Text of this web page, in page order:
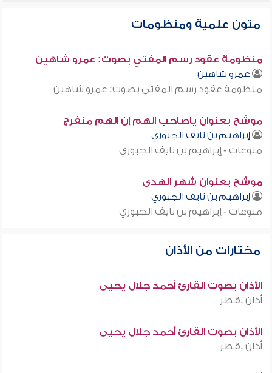
متون علمية ومنظومات
منظومة عقود رسم المفتي بصوت: عمرو شاهين
عمرو شاهين
منظومة عقود رسم المفتي بصوت: عمرو شاهين
موشح بعنوان ياصاحب الهم إن الهم منفرج
إبراهيم بن نايف الجبوري
منوعات - إبراهيم بن نايف الجبوري
موشح بعنوان شهر الهدى
إبراهيم بن نايف الجبوري
منوعات - إبراهيم بن نايف الجبوري
مختارات من الأذان
الأذان بصوت القارئ أحمد جلال يحيى
أذان ,قطر
الأذان بصوت القارئ أحمد جلال يحيى
أذان ,قطر